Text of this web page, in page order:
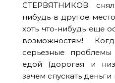
СТЕРВЯТНИКОВ
нибудь в другое
хоть что-нибудь еще
возможностям!
серьезные
едой (дорогая и
зачем спускать